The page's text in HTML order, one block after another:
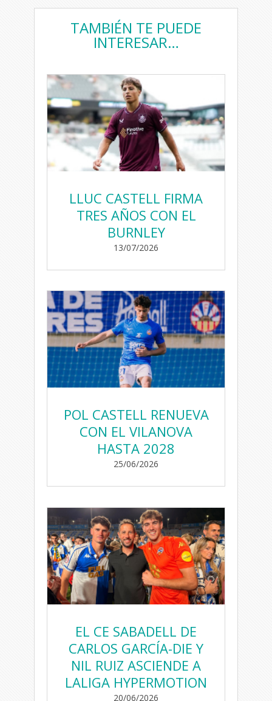
TAMBIÉN TE PUEDE
INTERESAR…
LLUC CASTELL FIRMA
TRES AÑOS CON EL
BURNLEY
13/07/2026
POL CASTELL RENUEVA
CON EL VILANOVA
HASTA 2028
25/06/2026
EL CE SABADELL DE
CARLOS GARCÍA-DIE Y
NIL RUIZ ASCIENDE A
LALIGA HYPERMOTION
20/06/2026